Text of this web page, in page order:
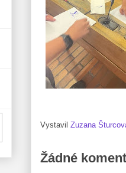
Vystavil Zuzana
Žádné